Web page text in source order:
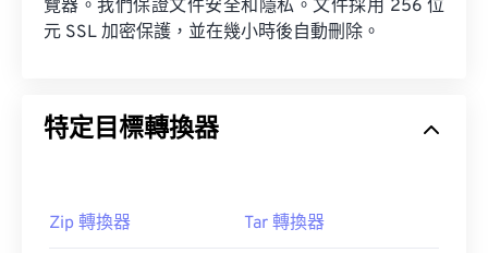
覽器。我們保證文件安全和隱私。文件採用 256 位
元 SSL 加密保護，並在幾小時後自動刪除。
特定目標轉換器
Zip 轉換器 Tar 轉換器